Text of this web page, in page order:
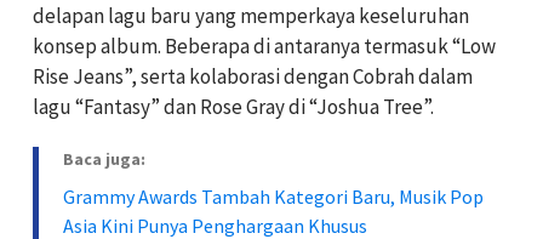
delapan lagu baru yang memperkaya keseluruhan
konsep album. Beberapa di antaranya termasuk “Low
Rise Jeans”, serta kolaborasi denganCobrahdalam
lagu “Fantasy” danRose Graydi “Joshua Tree”.
Baca juga:
Grammy Awards Tambah Kategori Baru, Musik Pop
Asia Kini Punya Penghargaan Khusus